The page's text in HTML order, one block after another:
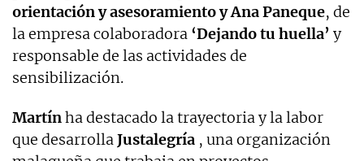
orientación y asesoramiento y Ana Paneque, de
la empresa colaboradora ‘Dejando tu huella’ y
responsable de las actividades de
sensibilización.
Martínha destacado la trayectoria y la labor
que desarrollaJustalegría , una organización